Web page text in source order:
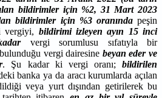
bildirimler için %2, 31 Mart 2023
bildirimler için %3 oranında peşin
vergiyi, bildirimi izleyen ayın 15 inci
vergi sorumlusu sıfatıyla bir
vergi dairesine beyan eder ve
. Şu kadar ki vergi oranı; bildirilen
banka ya da aracı kurumlarda açılan
veya yurt dışından getirilerek bu